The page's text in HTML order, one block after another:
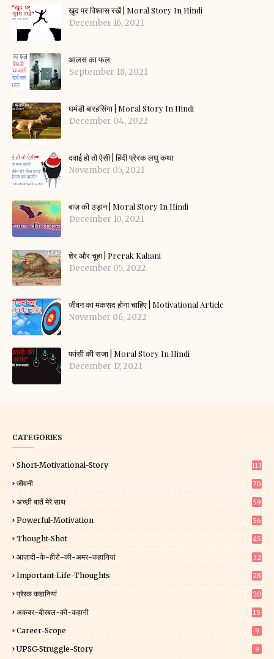
खुद पर विश्वास रखें | Moral Story In Hindi
December 16, 2021
आलस का फल
September 18, 2021
घमंडी बारहसिंगा | Moral Story In Hindi
December 04, 2022
दवाई हो तो ऐसी | हिंदी प्रेरक लघु कथा
November 05, 2021
बाज़ की उड़ान | Moral Story In Hindi
December 10, 2021
शेर और चूहा | Prerak Kahani
December 05, 2022
जीवन का मकसद होना चाहिए | Motivational Article
November 06, 2022
फांसी की सजा | Moral Story In Hindi
December 17, 2021
CATEGORIES
Short-Motivational-Story 113
जीवनी 70
अच्छी बातें मेरे साथ 59
Powerful-Motivation 56
Thought-Shot 45
आज़ादी-के-हीरो-की-अमर-कहानियां 32
Important-Life-Thoughts 28
प्रेरक कहानियां 20
अकबर-बीरबल-की-कहानी 15
Career-Scope 9
UPSC-Struggle-Story 9